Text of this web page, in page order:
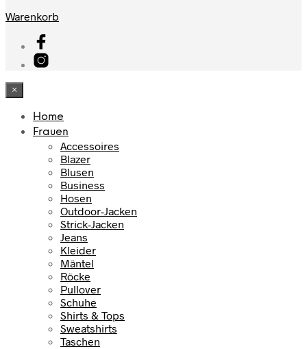
Warenkorb
×
Home
Frauen
Accessoires
Blazer
Blusen
Business
Hosen
Outdoor-Jacken
Strick-Jacken
Jeans
Kleider
Mäntel
Röcke
Pullover
Schuhe
Shirts & Tops
Sweatshirts
Taschen